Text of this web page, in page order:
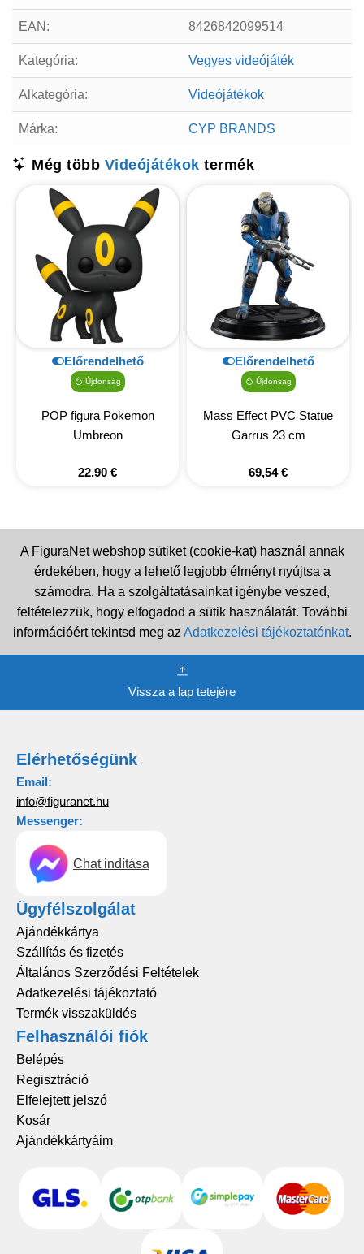
EAN: 8426842099514
Kategória: Vegyes videójáték
Alkategória: Videójátékok
Márka: CYP BRANDS
Még több Videójátékok termék
Előrendelhető
Újdonság
POP figura Pokemon
Umbreon
22,90 €
Előrendelhető
Újdonság
Mass Effect PVC Statue
Garrus 23 cm
69,54€
A FiguraNet webshop sütiket (cookie-kat) használ annak
érdekében, hogy a lehető legjobb élményt nyújtsa a
számodra. Ha a szolgáltatásainkat igénybe veszed,
feltételezzük, hogy elfogadod a sütik használatát. További
információért tekintsd meg az Adatkezelési tájékoztatónkat.
Vissza a lap tetejére
Elérhetőségünk
Email:
info@figuranet.hu
Messenger:
Chat indítása
Ügyfélszolgálat
Ajándékkártya
Szállítás és fizetés
Általános Szerződési Feltételek
Adatkezelési tájékoztató
Termék visszaküldés
Felhasználói fiók
Belépés
Regisztráció
Elfelejtett jelszó
Kosár
Ajándékkártyáim